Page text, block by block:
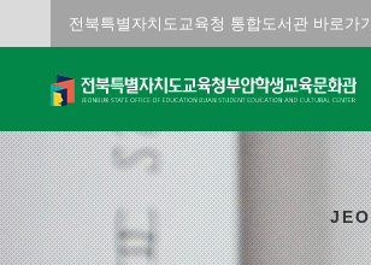
전북특별자치도교육청 통합도서관 바로가기